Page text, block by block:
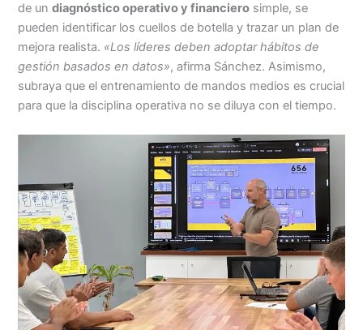
de undiagnóstico operativo y financiero simple, se
pueden identificar los cuellos de botella y trazar un plan de
mejora realista. «Los líderes deben adoptar hábitos de
gestión basados en datos», afirma Sánchez. Asimismo,
subraya que el entrenamiento de mandos medios es crucial
para que la disciplina operativa no se diluya con el tiempo.